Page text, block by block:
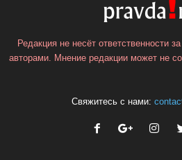
Редакция не несёт ответственности
авторами. Мнение редакции может не
Свяжитесь с нами: